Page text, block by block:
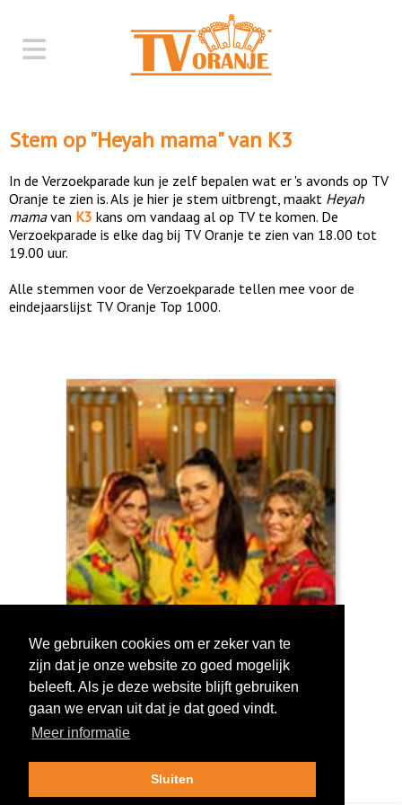
Stem op "Heyah mama" van K3
In de Verzoekparade kun je zelf bepalen wat er 's avonds op TV
Oranje te zien is. Als je hier je stem uitbrengt, maakt Heyah
mamavan K3 kans om vandaag al op TV te komen. De
Verzoekparade is elke dag bij TV Oranje te zien van 18.00 tot
19.00 uur.
Alle stemmen voor de Verzoekparade tellen mee voor de
eindejaarslijst TV Oranje Top 1000.
Log in om te stemmen!
We gebruiken cookies om er zeker van te
zijn dat je onze website zo goed mogelijk
beleeft. Als je deze website blijft gebruiken
gaan we ervan uit dat je dat goed vindt.
Meer informatie
Sluiten